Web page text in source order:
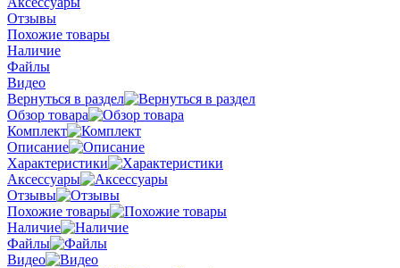
Отзывы
Похожие товары
Наличие
Файлы
Видео
Вернуться в раздел
Обзор товара
Комплект
Описание
Характеристики
Аксессуары
Отзывы
Похожие товары
Наличие
Файлы
Видео